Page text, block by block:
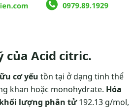
của Acid citric.
cơ yếu tồn tại ở dạng tinh thể
khan hoặc monohydrate. Hóa
khối lượng phân tử192.13 g/mol,